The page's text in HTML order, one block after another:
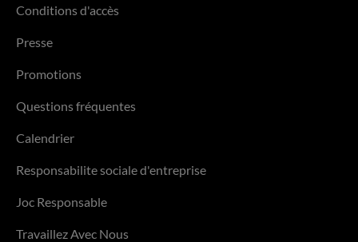
Conditions d'accès
Presse
Promotions
Questions fréquentes
Calendrier
Responsabilite sociale d'entreprise
Joc Responsable
Travaillez Avec Nous